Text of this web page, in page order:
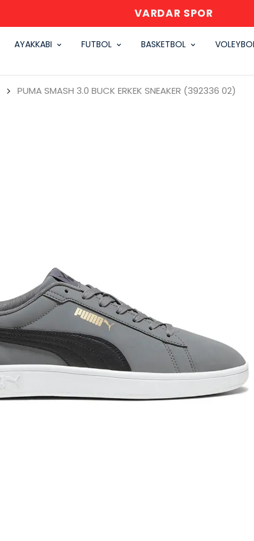
VARDAR SPOR
AYAKKABI FUTBOL BASKETBOL
PUMA SMASH 3.0 BUCK ERKEK SNEAKER (392336 02)